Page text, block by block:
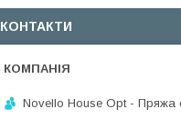
КОНТАКТИ
Novello House Opt - Пряжа